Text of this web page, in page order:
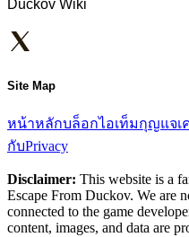
Duckov Wiki
Site Map
หน้าหลักบล็อกไอเท็มกุญแจเ
กับPrivacy
Disclaimer: This website is a
Escape From Duckov. We are
connected to the game
content, images, and data are